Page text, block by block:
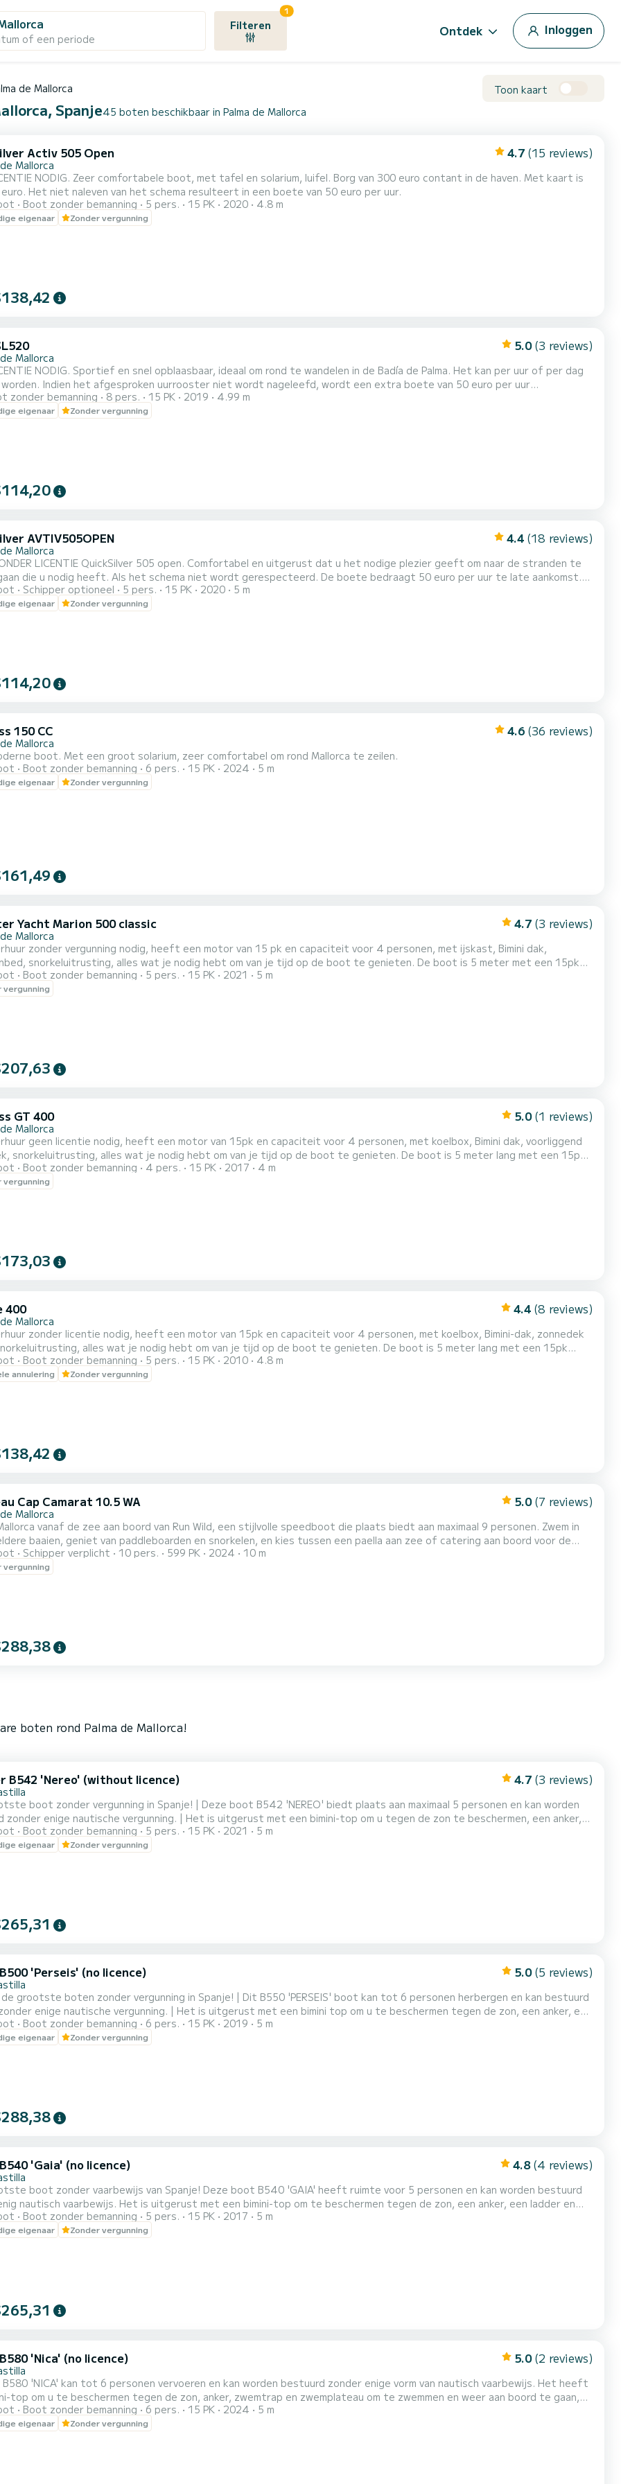
of een periode
Filteren
1
Ontdek Inloggen
de Mallorca Toon kaart
Spanje45 boten beschikbaar in Palma de Mallorca
Activ 505 Open 4.7 (15 reviews)
Mallorca
NODIG. Zeer comfortabele boot, met tafel en solarium, luifel. Borg van 300 euro contant in de haven. Met kaart is
Het niet naleven van het schema resulteert in een boete van 50 euro per uur.
Boot zonder bemanning 5 pers. 15 PK 2020 4.8 m
eigenaar Zonder vergunning
5.0 (3 reviews)
Mallorca
NODIG. Sportief en snel opblaasbaar, ideaal om rond te wandelen in de Badía de Palma. Het kan per uur of per dag
worden. Indien het afgesproken uurrooster niet wordt nageleefd, wordt een extra boete van 50 euro per uur
Te verrekenen met de borg. 300 euro borg contant 500 euro indien met kaart betaald.
zonder bemanning 8 pers. 15 PK 2019 4.99 m
eigenaar Zonder vergunning
AVTIV505OPEN 4.4 (18 reviews)
Mallorca
LICENTIE QuickSilver 505 open. Comfortabel en uitgerust dat u het nodige plezier geeft om naar de stranden te
die u nodig heeft. Als het schema niet wordt gerespecteerd. De boete bedraagt 50 euro per uur te late aankomst.
contant 500 kaart
Schipper optioneel 5 pers. 15 PK 2020 5 m
eigenaar Zonder vergunning
150 CC 4.6 (36 reviews)
Mallorca
boot. Met een groot solarium, zeer comfortabel om rond Mallorca te zeilen.
Boot zonder bemanning 6 pers. 15 PK 2024 5 m
eigenaar Zonder vergunning
Yacht Marion 500 classic 4.7 (3 reviews)
Mallorca
zonder vergunning nodig, heeft een motor van 15 pk en capaciteit voor 4 personen, met ijskast, Bimini dak,
snorkeluitrusting, alles wat je nodig hebt om van je tijd op de boot te genieten. De boot is 5 meter met een 15pk
gemakkelijk te besturen! We leveren het af bij Illetas, cas catala in de buurt van Palma, Vanaf hier zijn er veel mooie
Boot zonder bemanning 5 pers. 15 PK 2021 5 m
vergunning
GT 400 5.0 (1 reviews)
Mallorca
geen licentie nodig, heeft een motor van 15pk en capaciteit voor 4 personen, met koelbox, Bimini dak, voorliggend
snorkeluitrusting, alles wat je nodig hebt om van je tijd op de boot te genieten. De boot is 5 meter lang met een 15pk
gemakkelijk te besturen! We leveren het bij Illetas, Cas Catala in de buurt van Palma. Vanaf hier zijn er veel mooie kleine
die je met de boot kunt bezoeken. Baaien om te bezoeken: Cala Major, Cas Catala, Illetas, Por...
Boot zonder bemanning 4 pers. 15 PK 2017 4 m
vergunning
400 4.4 (8 reviews)
Mallorca
zonder licentie nodig, heeft een motor van 15pk en capaciteit voor 4 personen, met koelbox, Bimini-dak, zonnedek
alles wat je nodig hebt om van je tijd op de boot te genieten. De boot is 5 meter lang met een 15pk
gemakkelijk te besturen! We leveren deze bij Illetas, Cas Catala vlakbij Palma. Vanaf hier zijn er veel leuke kleine unieke
Boot zonder bemanning 5 pers. 15 PK 2010 4.8 m
annulering Zonder vergunning
Cap Camarat 10.5 WA 5.0 (7 reviews)
Mallorca
vanaf de zee aan boord van Run Wild, een stijlvolle speedboot die plaats biedt aan maximaal 9 personen. Zwem in
baaien, geniet van paddleboarden en snorkelen, en kies tussen een paella aan zee of catering aan boord voor de
dag. Welkom aan boord van Run Wild, jouw privéjacht om de mooiste kant van Mallorca te ontdekken.
voor maximaal 9 personen, deze ervaring is perfect voor koppels, families en vriendengroepen die op zoek zijn naar ie...
Schipper verplicht 10 pers. 599 PK 2024 10 m
vergunning
boten rond Palma de Mallorca!
B542 'Nereo' (without licence) 4.7 (3 reviews)
boot zonder vergunning in Spanje! | Deze boot B542 'NEREO' biedt plaats aan maximaal 5 personen en kan worden
zonder enige nautische vergunning. | Het is uitgerust met een bimini-top om u tegen de zon te beschermen, een anker,
en een zwemplateau om het water in te gaan en weer aan boord te gaan, een radio / bluetooth en natuurlijk alle
(reddingsvesten, anker, misthoorn...). | Er is een borg van € 500 vereist (contant of Visa / Mastercard), t...
Boot zonder bemanning 5 pers. 15 PK 2021 5 m
eigenaar Zonder vergunning
'Perseis' (no licence) 5.0 (5 reviews)
de grootste boten zonder vergunning in Spanje! | Dit B550 'PERSEIS' boot kan tot 6 personen herbergen en kan bestuurd
enige nautische vergunning. | Het is uitgerust met een bimini top om u te beschermen tegen de zon, een anker, een
een zwemplateau om te zwemmen en terug aan boord te komen, een radio / bluetooth en natuurlijk alle
(reddingsvesten, anker, misthoorn ...). | Een borg van € 500 is vereist (contant of Visa / Mastercard), die aan
Boot zonder bemanning 6 pers. 15 PK 2019 5 m
eigenaar Zonder vergunning
'Gaia' (no licence) 4.8 (4 reviews)
boot zonder vaarbewijs van Spanje! Deze boot B540 'GAIA' heeft ruimte voor 5 personen en kan worden bestuurd
nautisch vaarbewijs. Het is uitgerust met een bimini-top om te beschermen tegen de zon, een anker, een ladder en
om te zwemmen en weer aan boord te komen, een radio/bluetooth en uiteraard alle veiligheidsuitrusting
anker, misthoorn...). Er is een borg van € 500 vereist (contant of Visa/Mastercard), die aan het einde van de
Boot zonder bemanning 5 pers. 15 PK 2017 5 m
eigenaar Zonder vergunning
'Nica' (no licence) 5.0 (2 reviews)
'NICA' kan tot 6 personen vervoeren en kan worden bestuurd zonder enige vorm van nautisch vaarbewijs. Het heeft
top om u te beschermen tegen de zon, anker, zwemtrap en zwemplateau om te zwemmen en weer aan boord te gaan,
radio, en natuurlijk alle veiligheids- en navigatieapparatuur (reddingsvesten, anker, misthoorn...). Benzine/schoonmaak:
8u (te betalen bij inscheping). Een borg van 500€ is vereist (contant of Visa/Mastercard), die aan het einde van...
Boot zonder bemanning 6 pers. 15 PK 2024 5 m
eigenaar Zonder vergunning